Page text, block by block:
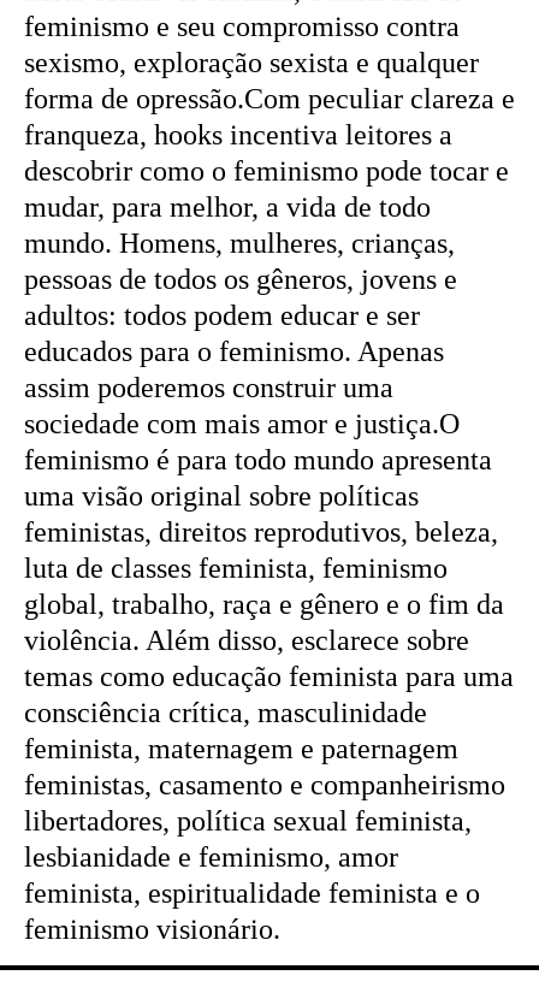
feminismo e seu compromisso contra
sexismo, exploração sexista e qualquer
forma de opressão.Com peculiar clareza e
franqueza, hooks incentiva leitores a
descobrir como o feminismo pode tocar e
mudar, para melhor, a vida de todo
mundo. Homens, mulheres, crianças,
pessoas de todos os gêneros, jovens e
adultos: todos podem educar e ser
educados para o feminismo. Apenas
assim poderemos construir uma
sociedade com mais amor e justiça.O
feminismo é para todo mundo apresenta
uma visão original sobre políticas
feministas, direitos reprodutivos, beleza,
luta de classes feminista, feminismo
global, trabalho, raça e gênero e o fim da
violência. Além disso, esclarece sobre
temas como educação feminista para uma
consciência crítica, masculinidade
feminista, maternagem e paternagem
feministas, casamento e companheirismo
libertadores, política sexual feminista,
lesbianidade e feminismo, amor
feminista, espiritualidade feminista e o
feminismo visionário.